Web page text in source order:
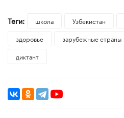
Теги: школа Узбекистан
здоровье
зарубежные страны
диктант